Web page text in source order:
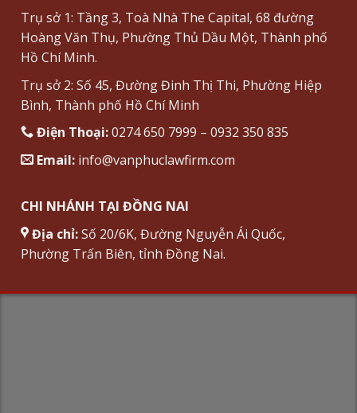
Trụ sở 1: Tầng 3, Toà Nhà The Capital, 68 đường
Hoàng Văn Thụ, Phường Thủ Dầu Một, Thành phố
Hồ Chí Minh.
Trụ sở 2: Số 45, Đường Đinh Thị Thi, Phường Hiệp
Bình, Thành phố Hồ Chí Minh
Điện Thoại:0274 650 7999 – 0932 350 835
Email: info@vanphuclawfirm.com
CHI NHÁNH TẠI ĐỒNG NAI
Địa chỉ:Số 20/6K, Đường Nguyễn Ái Quốc,
Phường Trấn Biên, tỉnh Đồng Nai.